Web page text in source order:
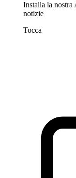
Installa la nostra
notizie
Tocca